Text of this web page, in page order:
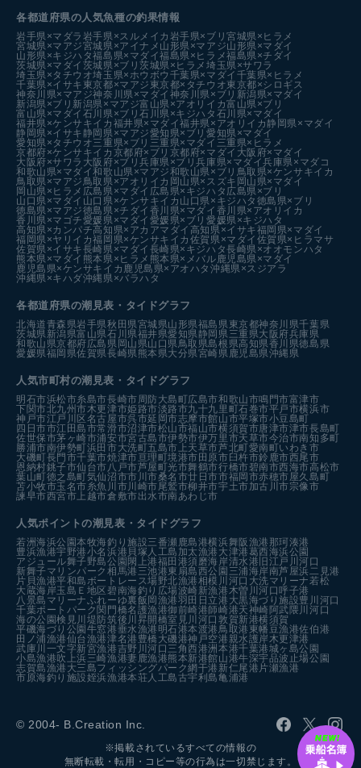
各都道府県の人気魚種の釣果情報
岩手県×マダラ 岩手県×スルメイカ 岩手県×ブリ宮城県×ヒラメ
宮城県×マアジ宮城県×アイナメ 山形県×マアジ山形県×マダイ
山形県×キジハタ福島県×マダイ福島県×ヒラメ福島県×チダイ
茨城県×マダイ 茨城県×ブリ茨城県×ヒラメ埼玉県×サワラ
埼玉県×タチウオ埼玉県×ホウボウ 千葉県×マダイ 千葉県×ヒラメ
千葉県×イサキ 東京都×マアジ 東京都×タチウオ東京都×シロギス
神奈川県×マアジ神奈川県×マダイ 神奈川県×ブリ 新潟県×マダイ
新潟県×ブリ 新潟県×マアジ富山県×アオリイカ富山県×ブリ
富山県×マダイ 石川県×ブリ石川県×キジハタ 石川県×マダイ
福井県×ケンサキイカ 福井県×マダイ福井県×アオリイカ 静岡県×マダイ
静岡県×イサキ 静岡県×マアジ愛知県×ブリ愛知県×マダイ
愛知県×タチウオ三重県×ブリ 三重県×マダイ 三重県×ヒラメ
京都府×ケンサキイカ 京都府×ブリ 京都府×マダイ 大阪府×マダイ
大阪府×サワラ 大阪府×ブリ兵庫県×ブリ兵庫県×マダイ兵庫県×マダコ
和歌山県×マダイ和歌山県×マアジ和歌山県×ブリ 鳥取県×ケンサキイカ
鳥取県×マアジ鳥取県×アオリイカ 岡山県×スズキ 岡山県×マダイ
岡山県×ヒラメ 広島県×マダイ 広島県×キジハタ 広島県×ブリ
山口県×マダイ 山口県×ケンサキイカ 山口県×キジハタ 徳島県×ブリ
徳島県×マアジ徳島県×チダイ 香川県×マダイ 香川県×アオリイカ
香川県×マゴチ愛媛県×マダイ 愛媛県×ブリ愛媛県×キジハタ
高知県×カンパチ高知県×アカアマダイ 高知県×イサキ福岡県×マダイ
福岡県×ヤリイカ福岡県×ケンサキイカ 佐賀県×マダイ 佐賀県×ヒラマサ
佐賀県×イサキ長崎県×マダイ 長崎県×キジハタ長崎県×オオモンハタ
熊本県×マダイ 熊本県×ヒラメ 熊本県×メバル鹿児島県×マダイ
鹿児島県×ケンサキイカ 鹿児島県×アオハタ沖縄県×スジアラ
沖縄県×キハダ沖縄県×バラハタ
各都道府県の潮見表 ・タイドグラフ
北海道青森県岩手県秋田県宮城県山形県福島県東京都神奈川県千葉県
茨城県新潟県富山県石川県福井県愛知県静岡県三重県大阪府兵庫県
和歌山県京都府広島県 岡山県山口県鳥取県島根県高知県香川県徳島県
愛媛県福岡県佐賀県長崎県熊本県大分県宮崎県鹿児島県沖縄県
人気市町村の潮見表・タイドグラフ
明石市浜松市糸島市長崎市周防大島町広島市和歌山市鳴門市富津市
下関市北九州市木更津市姫路市淡路市九十九里町石巻市平戸市横浜市
神戸市江戸川区 名古屋市呉市延岡市志摩市館山市平塚市小豆島町
四日市市江田島市常滑市沼津市松山市福山市横須賀市唐津市津市長島町
佐世保市茅ヶ崎市浦安市宮古島市伊勢市伊万里市天草市今治市南知多町
勝浦市南伊勢町浜田市大洗町五島市 上天草市芦北町愛南町いわき市
大磯町長門市千葉市焼津市亘理町境港市 田原市 臼杵市鈴鹿市西尾市
恩納村銚子市仙台市八戸市芦屋町光市舞鶴市行橋市碧南市西海市高松市
葉山町徳之島町気仙沼市市川市桑名市廿日市市福岡市赤穂市屋久島町
苫小牧市玉名市糸魚川市川崎市尾鷲市柳井市宇土市加古川市宗像市
諫早市西宮市 上越市倉敷市出水市南あわじ市
人気ポイントの潮見表・タイドグラフ
若洲海浜公園本牧海釣り施設三番瀬 鹿島港横浜舞阪漁港 那珂湊港
豊浜漁港宇野港小名浜港 貝塚人工島 加太漁港 大津港葛西海浜公園
アジュール舞子野島公園 閖上港福田港須磨海岸清水港 旧江戸川河口
新舞子マリンパーク 相馬港 三池港東扇島西公園 三浦海岸南芦屋浜二見港
片貝漁港平和島ボートレース場野北漁港相模川河口 大洗マリーナ若松
大蔵海岸玉島Ｅ地区 碧南海釣り広場波崎新漁港木曽川河口 呼子港
八景島マリーナふれーゆ裏飯岡漁港羽田 日立港 大黒海づり施設豊川河口
千葉ポートパーク 関門橋名護漁港御前崎港師崎港天神崎 阿武隈川河口
海の公園検見川堤防筑後川昇開橋室見川河口敦賀新港横須賀
平磯海づり公園 牛窓港垂水漁港 明石港本渡港鳥取港 東幡豆漁港佐伯港
田ノ浦漁港仙台漁港津名港 豊橋 大磯港神戸空港親水護岸木更津港
武庫川一文字新宮漁港吉野川河口 三角西港洲本港千葉港城ヶ島公園
小島漁港吹上浜三崎漁港妻鹿漁港熊本新港館山港牛深宇品波止場公園
志賀島漁港 大三島フィッシングパーク網干港 新仁尾港 片瀬漁港
市原海釣り施設姪浜漁港本荘人工島古宇利島亀浦港
© 2004- B.Creation Inc.
※掲載されているすべての情報の
無断転載・転用・コピー等の行為は一切禁じます。